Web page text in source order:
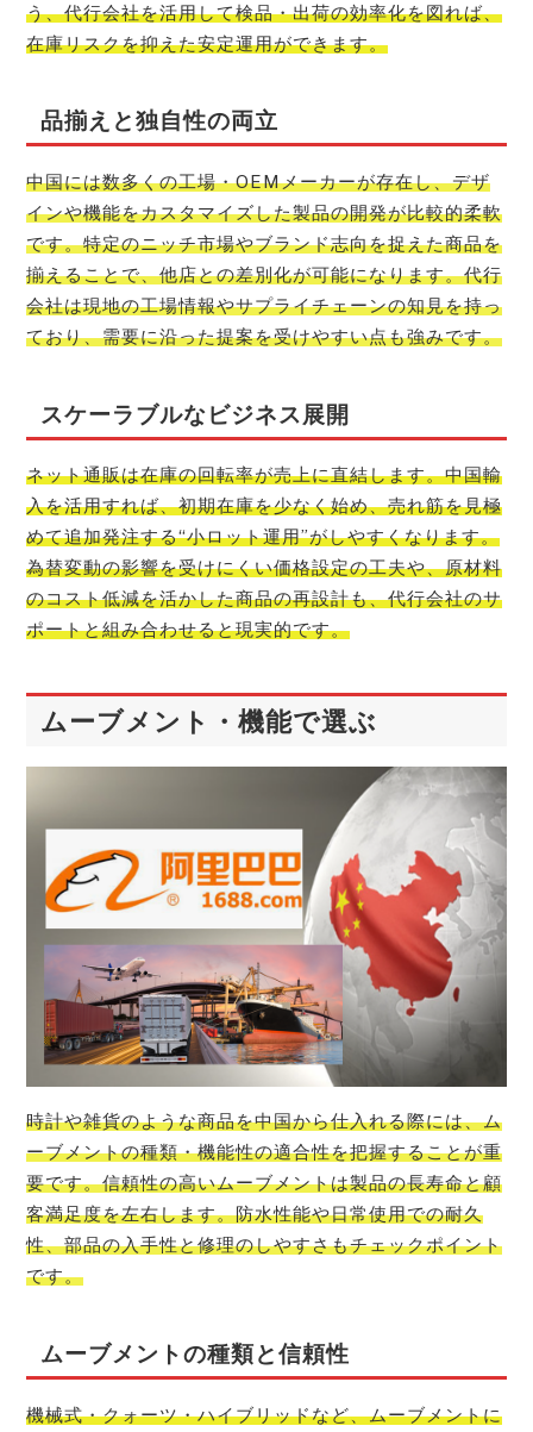
う、代行会社を活用して検品・出荷の効率化を図れば、
在庫リスクを抑えた安定運用ができます。
品揃えと独自性の両立
中国には数多くの工場・OEMメーカーが存在し、デザ
インや機能をカスタマイズした製品の開発が比較的柔軟
です。特定のニッチ市場やブランド志向を捉えた商品を
揃えることで、他店との差別化が可能になります。代行
会社は現地の工場情報やサプライチェーンの知見を持っ
ており、需要に沿った提案を受けやすい点も強みです。
スケーラブルなビジネス展開
ネット通販は在庫の回転率が売上に直結します。中国輸
入を活用すれば、初期在庫を少なく始め、売れ筋を見極
めて追加発注する“小ロット運用”がしやすくなります。
為替変動の影響を受けにくい価格設定の工夫や、原材料
のコスト低減を活かした商品の再設計も、代行会社のサ
ポートと組み合わせると現実的です。
ムーブメント・機能で選ぶ
時計や雑貨のような商品を中国から仕入れる際には、ム
ーブメントの種類・機能性の適合性を把握することが重
要です。信頼性の高いムーブメントは製品の長寿命と顧
客満足度を左右します。防水性能や日常使用での耐久
性、部品の入手性と修理のしやすさもチェックポイント
です。
ムーブメントの種類と信頼性
機械式・クォーツ・ハイブリッドなど、ムーブメントに